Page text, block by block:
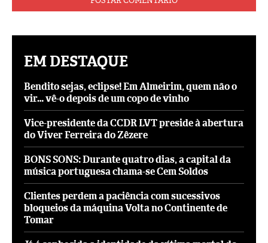
EM DESTAQUE
Bendito sejas, eclipse! Em Almeirim, quem não o
vir… vê-o depois de um copo de vinho
Vice-presidente da CCDR LVT preside à abertura
do Viver Ferreira do Zêzere
BONS SONS: Durante quatro dias, a capital da
música portuguesa chama-se Cem Soldos
Clientes perdem a paciência com sucessivos
bloqueios da máquina Volta no Continente de
Tomar